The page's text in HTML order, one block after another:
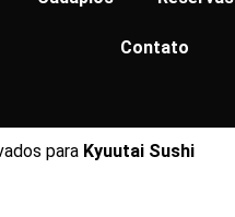
Contato
para Kyuutai Sushi